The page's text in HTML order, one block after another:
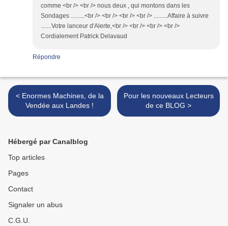
comme <br /> <br /> nous deux , qui montons dans les
Sondages .........<br /> <br /> <br /> <br /> .........Affaire à suivre
.......Votre lanceur d'Alerte,<br /> <br /> <br /> <br />
Cordialement Patrick Delavaud
Répondre
< Enormes Machines, de la
Vendée aux Landes !
Pour les nouveaux Lecteurs
de ce BLOG >
Hébergé par Canalblog
Top articles
Pages
Contact
Signaler un abus
C.G.U.